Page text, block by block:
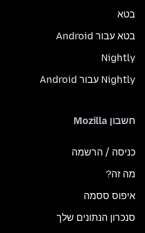
בטא
בטא עבור Android
Nightly
Nightly עבור Android
חשבון Mozilla
כניסה / הרשמה
מה זה?
איפוס ססמה
סנכרון הנתונים שלך